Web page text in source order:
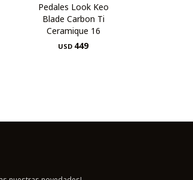
Pedales Look Keo
Blade Carbon Ti
Ceramique 16
USD 449